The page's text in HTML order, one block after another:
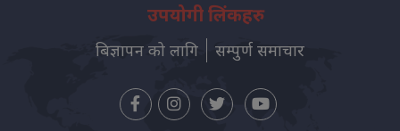
उपयोगी लिंकहरु
बिज्ञापन को लागि सम्पुर्ण समाचार